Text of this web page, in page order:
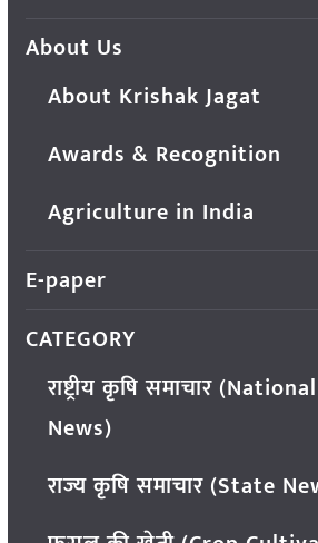
About Us
About Krishak Jagat
Awards & Recognition
Agriculture in India
E-paper
CATEGORY
राष्ट्रीय कृषि समाचार
News)
राज्य कृषि समाचार (State